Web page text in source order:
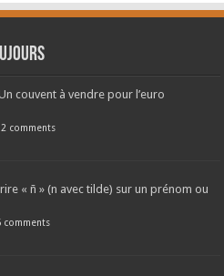
Un couvent à vendre pour l’euro
comments
« ñ » (n avec tilde) sur un prénom ou
comments